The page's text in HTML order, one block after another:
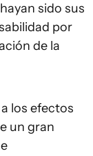
sido sus
por
de la
los efectos
un gran